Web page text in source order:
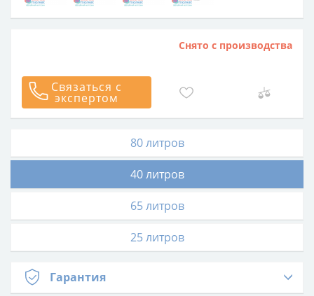
Снято с производства
Связаться с
экспертом
80 литров
40 литров
65 литров
25 литров
Гарантия